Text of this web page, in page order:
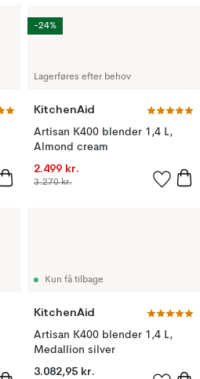
Lagerføres efter behov
KitchenAid
Artisan K400 blender 1,4 L,
Almond cream
2.499 kr.
3.270 kr.
-24%
Kun få tilbage
KitchenAid
Artisan K400 blender 1,4 L,
Medallion silver
3.082,95 kr.